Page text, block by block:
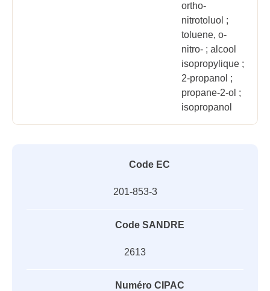
ortho-
nitrotoluol ;
toluene, o-
nitro- ; alcool
isopropylique ;
2-propanol ;
propane-2-ol ;
isopropanol
Code EC
201-853-3
Code SANDRE
2613
Numéro CIPAC